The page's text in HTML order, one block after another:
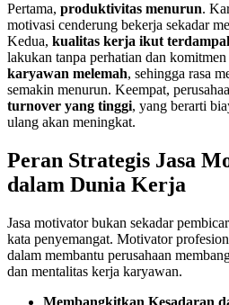
Pertama, produktivitas menurun.
motivasi cenderung bekerja sekadar
Kedua, kualitas kerja ikut
lakukan tanpa perhatian dan
karyawan melemah, sehingga rasa
semakin menurun. Keempat,
turnover yang tinggi, yang berarti
ulang akan meningkat.
Peran Strategis Jasa
dalam Dunia Kerja
Jasa motivator bukan sekadar
kata penyemangat. Motivator
dalam membantu perusahaan
dan mentalitas kerja karyawan.